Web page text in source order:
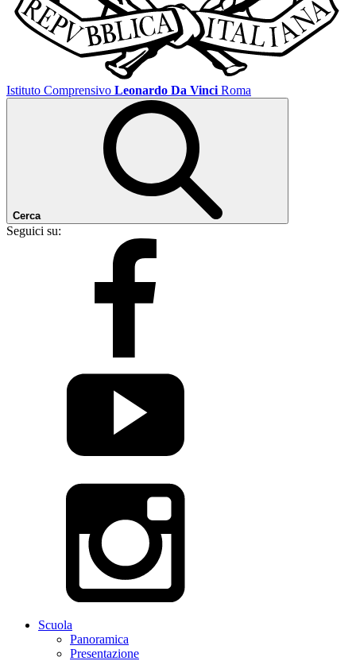
Istituto Comprensivo Leonardo Da Vinci Roma
Cerca
Seguici su:
Scuola
Panoramica
Presentazione